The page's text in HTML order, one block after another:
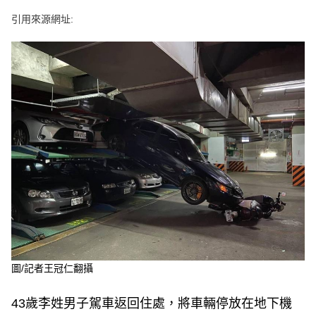
引用來源網址:
圖/記者王冠仁翻攝
43歲李姓男子駕車返回住處，將車輛停放在地下機